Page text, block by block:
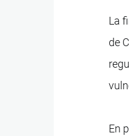
La
de
En